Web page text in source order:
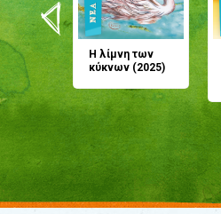
Η λίμνη των
κύκνων (2025)